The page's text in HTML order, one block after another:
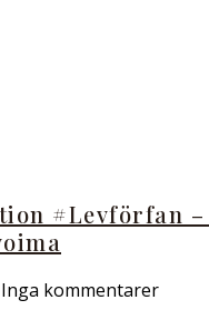
#Levförfan –
Inga kommentarer